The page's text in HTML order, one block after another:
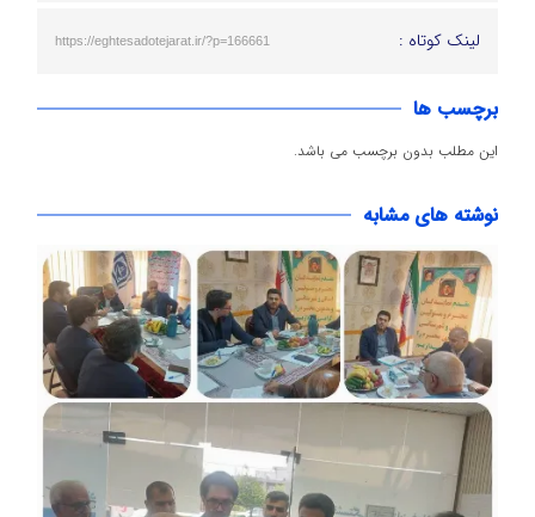
لینک کوتاه : https://eghtesadotejarat.ir/?p=166661
برچسب ها
این مطلب بدون برچسب می باشد.
نوشته های مشابه